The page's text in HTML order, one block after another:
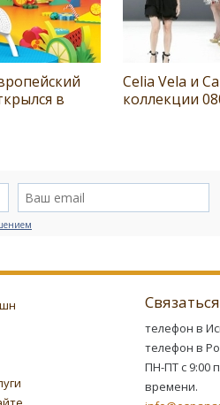
в
Celia Vela и
коллекции
телефон в
телефон в
ПН-ПТ с 9:00
времени.